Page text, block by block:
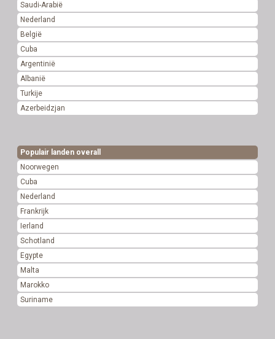
Saudi-Arabië
Nederland
België
Cuba
Argentinië
Albanië
Turkije
Azerbeidzjan
Populair landen overall
Noorwegen
Cuba
Nederland
Frankrijk
Ierland
Schotland
Egypte
Malta
Marokko
Suriname